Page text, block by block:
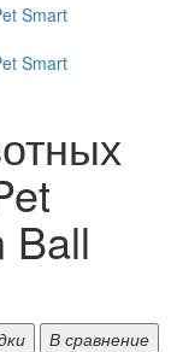
Ball
В сравнение